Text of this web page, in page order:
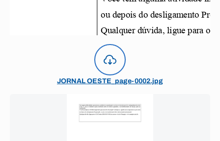
JORNAL OESTE_page-0002.jpg